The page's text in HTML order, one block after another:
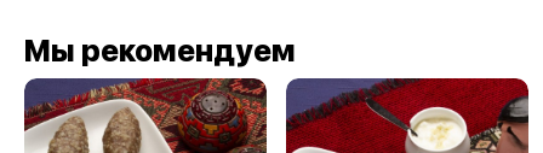
Мы рекомендуем